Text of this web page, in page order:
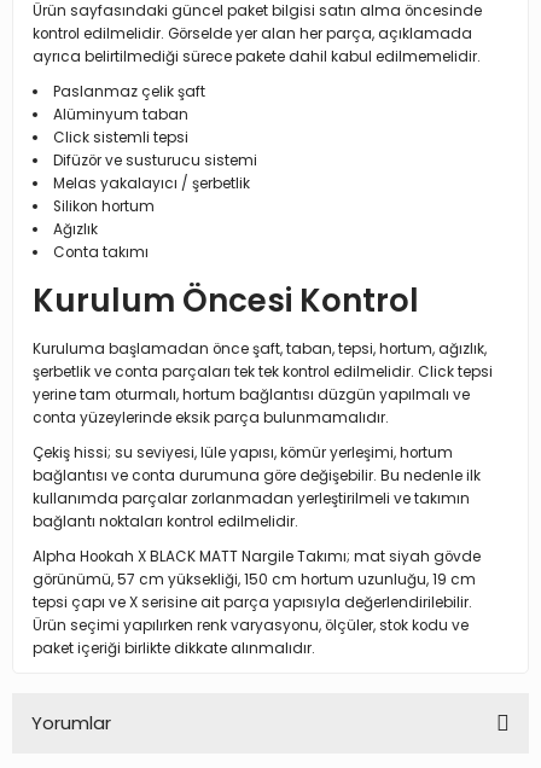
Ürün sayfasındaki güncel paket bilgisi satın alma öncesinde
kontrol edilmelidir. Görselde yer alan her parça, açıklamada
ayrıca belirtilmediği sürece pakete dahil kabul edilmemelidir.
Paslanmaz çelik şaft
Alüminyum taban
Click sistemli tepsi
Difüzör ve susturucu sistemi
Melas yakalayıcı / şerbetlik
Silikon hortum
Ağızlık
Conta takımı
Kurulum Öncesi Kontrol
Kuruluma başlamadan önce şaft, taban, tepsi, hortum, ağızlık,
şerbetlik ve conta parçaları tek tek kontrol edilmelidir. Click tepsi
yerine tam oturmalı, hortum bağlantısı düzgün yapılmalı ve
conta yüzeylerinde eksik parça bulunmamalıdır.
Çekiş hissi; su seviyesi, lüle yapısı, kömür yerleşimi, hortum
bağlantısı ve conta durumuna göre değişebilir. Bu nedenle ilk
kullanımda parçalar zorlanmadan yerleştirilmeli ve takımın
bağlantı noktaları kontrol edilmelidir.
Alpha Hookah X BLACK MATT Nargile Takımı; mat siyah gövde
görünümü, 57 cm yüksekliği, 150 cm hortum uzunluğu, 19 cm
tepsi çapı ve X serisine ait parça yapısıyla değerlendirilebilir.
Ürün seçimi yapılırken renk varyasyonu, ölçüler, stok kodu ve
paket içeriği birlikte dikkate alınmalıdır.
Yorumlar